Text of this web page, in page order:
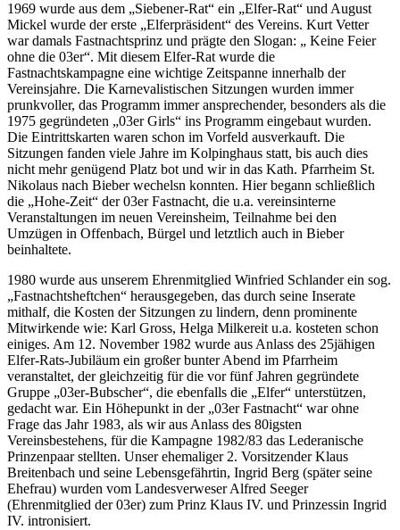
1969 wurde aus dem „Siebener-Rat“ ein „Elfer-Rat“ und August
Mickel wurde der erste „Elferpräsident“ des Vereins. Kurt Vetter
war damals Fastnachtsprinz und prägte den Slogan: „ Keine Feier
ohne die 03er“. Mit diesem Elfer-Rat wurde die
Fastnachtskampagne eine wichtige Zeitspanne innerhalb der
Vereinsjahre. Die Karnevalistischen Sitzungen wurden immer
prunkvoller, das Programm immer ansprechender, besonders als die
1975 gegründeten „03er Girls“ ins Programm eingebaut wurden.
Die Eintrittskarten waren schon im Vorfeld ausverkauft. Die
Sitzungen fanden viele Jahre im Kolpinghaus statt, bis auch dies
nicht mehr genügend Platz bot und wir in das Kath. Pfarrheim St.
Nikolaus nach Bieber wechelsn konnten. Hier begann schließlich
die „Hohe-Zeit“ der 03er Fastnacht, die u.a. vereinsinterne
Veranstaltungen im neuen Vereinsheim, Teilnahme bei den
Umzügen in Offenbach, Bürgel und letztlich auch in Bieber
beinhaltete.
1980 wurde aus unserem Ehrenmitglied Winfried Schlander ein sog.
„Fastnachtsheftchen“ herausgegeben, das durch seine Inserate
mithalf, die Kosten der Sitzungen zu lindern, denn prominente
Mitwirkende wie: Karl Gross, Helga Milkereit u.a. kosteten schon
einiges. Am 12. November 1982 wurde aus Anlass des 25jähigen
Elfer-Rats-Jubiläum ein großer bunter Abend im Pfarrheim
veranstaltet, der gleichzeitig für die vor fünf Jahren gegründete
Gruppe „03er-Bubscher“, die ebenfalls die „Elfer“ unterstützen,
gedacht war. Ein Höhepunkt in der „03er Fastnacht“ war ohne
Frage das Jahr 1983, als wir aus Anlass des 80igsten
Vereinsbestehens, für die Kampagne 1982/83 das Lederanische
Prinzenpaar stellten. Unser ehemaliger 2. Vorsitzender Klaus
Breitenbach und seine Lebensgefährtin, Ingrid Berg (später seine
Ehefrau) wurden vom Landesverweser Alfred Seeger
(Ehrenmitglied der 03er) zum Prinz Klaus IV. und Prinzessin Ingrid
IV. intronisiert.